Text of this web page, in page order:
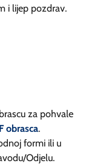
i lijep pozdrav.
za pohvale
obrasca.
formi ili u
Odjelu.